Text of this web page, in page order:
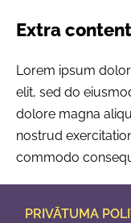
Extra
Lorem ipsum
elit, sed do
dolore magna
nostrud
commodo
PRIVĀTUMA